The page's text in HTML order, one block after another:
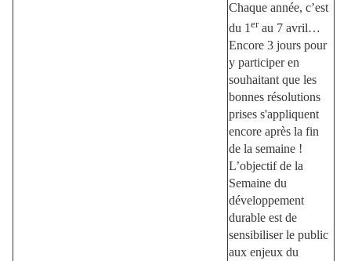
Chaque année, c’est
du 1 erau 7 avril…
Encore 3 jours pour
y participer en
souhaitant que les
bonnes résolutions
prises s'appliquent
encore après la fin
de la semaine !
L’objectif de la
Semaine du
développement
durable est de
sensibiliser le public
aux enjeux du